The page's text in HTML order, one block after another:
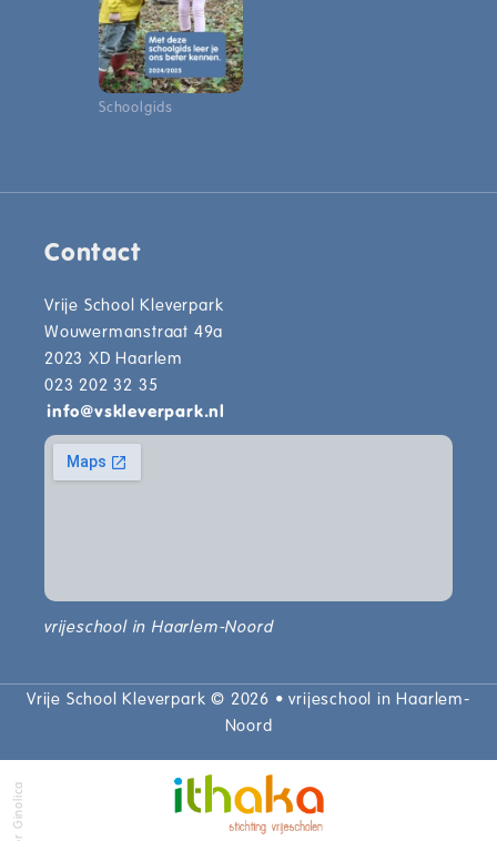
Schoolgids
Contact
Vrije School Kleverpark
Wouwermanstraat 49a
2023 XD Haarlem
023 202 32 35
info@vskleverpark.nl
vrijeschool in Haarlem-Noord
Vrije School Kleverpark © 2026 • vrijeschool in Haarlem-
Noord
door Ginolica